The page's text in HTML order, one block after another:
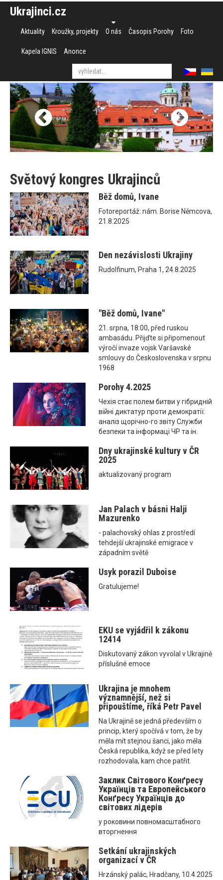
Ukrajinci.cz
Aktuality Kroužky, projekty O nás Časopis Porohy Foto
Kapela IGNIS Anonce
Světový kongres Ukrajinců
Běž domů, Ivane
Fotoreportáž: nám. Borise Němcova,
21.8.2025
Den nezávislosti Ukrajiny
Rudolfinum, Praha 1, 24.8.2025
"Běž domů, Ivane"
21. srpna, 18:00, před ruskou
ambasádu. Přijďte si připomenout
výročí invaze vojsk Varšavské
smlouvy do Československa v srpnu
1968
Porohy 4.2025
Чехія стає полем битви у гібридній
війні диктатур проти демократії:
аналіз щорічно-го звіту Служби
безпеки та інформаці ЧР та ін.
Dny ukrajinské kultury v ČR
2025
aktualizovaný program
Jan Palach v básni Halji
Mazurenko
- palachovský ohlas z prostředí
tehdejší ukrajinské emigrace v
západním světě
Usyk porazil Duboise
Gratulujeme!
EKU se vyjádřil k zákonu
12414
Diskutovaný zákon vyvolal v Ukrajině
příslušné emoce
Ukrajina je mnohem
významnější, než si
připouštíme, říká Petr Pavel
Na Ukrajině se jedná především o
princip, který spočívá v tom, že by
měla mít stejnou šanci, jako měla
Česká republika, když se před lety
rozhodovala, kam chce patřit.
Заклик Світового Конґресу
Українців та Eвропейського
Конґресу Українців до
світових лідерів
у роковини повномасштабного
вторгнення
Setkání ukrajinských
organizací v ČR
Hrzánský palác, Hradčany, 10.4.2025